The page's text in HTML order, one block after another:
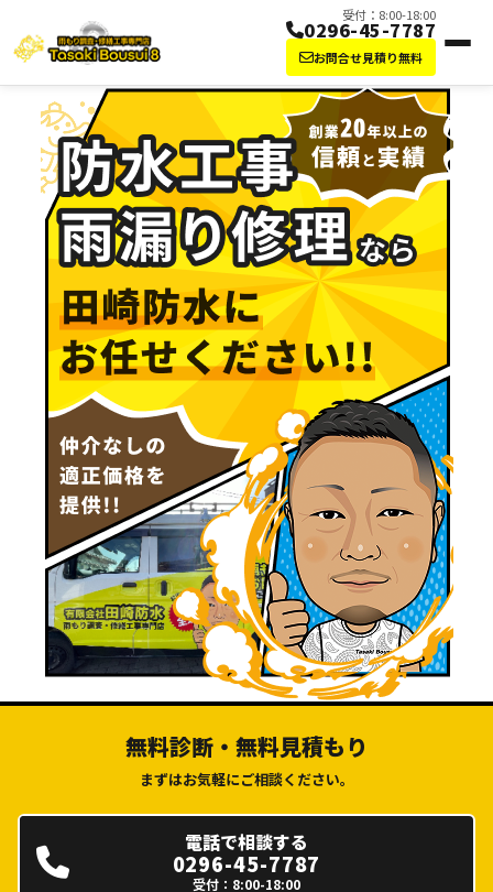
受付：8:00-18:00
0296-45-7787
お問合せ見積り無料
防水工事・雨漏り修理なら田崎防水にお任
無料診断・無料見積もり
まずはお気軽にご相談ください。
電話で相談する
0296-45-7787
受付：8:00-18:00